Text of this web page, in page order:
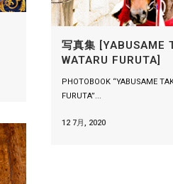
写真集 [YABUSAME
WATARU FURUTA]
PHOTOBOOK “YABUSAME
FURUTA”...
12 7月, 2020